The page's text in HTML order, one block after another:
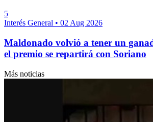
5
Interés General • 02 Aug 2026
Maldonado volvió a tener un
el premio se repartirá con Soriano
Más noticias